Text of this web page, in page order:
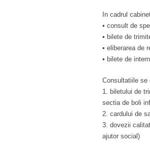
In cadrul
• consult de
• bilete de
• eliberarea de
• bilete de
Consultatiile se
1. biletului de
sectia de boli
2. cardului de
3. dovezii
ajutor social)